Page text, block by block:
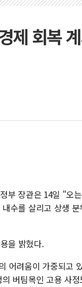
욕 반도체주 프리뷰...美
뷰, 美 고용 쇼크에 금리
와 MOU… "6·25 미군
려야"…파월 때와 달리
마라톤 부동산 2차 회
제 회복
부 장관은 14일 "오
수를 살리고 상생
을 밝혔다.
어려움이 가중되고
버팀목인 고용 사정